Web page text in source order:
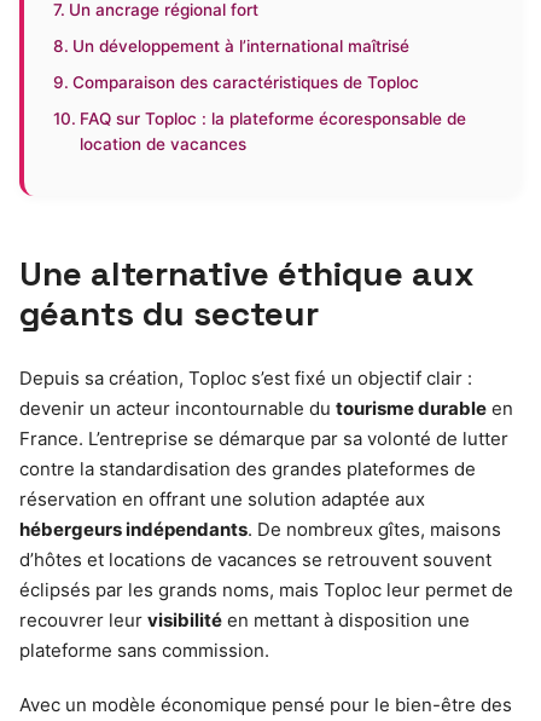
Un ancrage régional fort
Un développement à l’international maîtrisé
Comparaison des caractéristiques de Toploc
FAQ sur Toploc : la plateforme écoresponsable de
location de vacances
Une alternative éthique aux
géants du secteur
Depuis sa création, Toploc s’est fixé un objectif clair :
devenir un acteur incontournable du tourisme durable en
France. L’entreprise se démarque par sa volonté de lutter
contre la standardisation des grandes plateformes de
réservation en offrant une solution adaptée aux
hébergeurs indépendants. De nombreux gîtes, maisons
d’hôtes et locations de vacances se retrouvent souvent
éclipsés par les grands noms, mais Toploc leur permet de
recouvrer leur visibilité en mettant à disposition une
plateforme sans commission.
Avec un modèle économique pensé pour le bien-être des